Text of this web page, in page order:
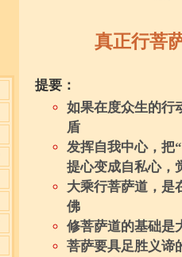
真正行菩
提要：
如果在度众生的行
盾
发挥自我中心，把
提心变成自私心，
大乘行菩萨道，是
佛
修菩萨道的基础是
菩萨要具足胜义谛